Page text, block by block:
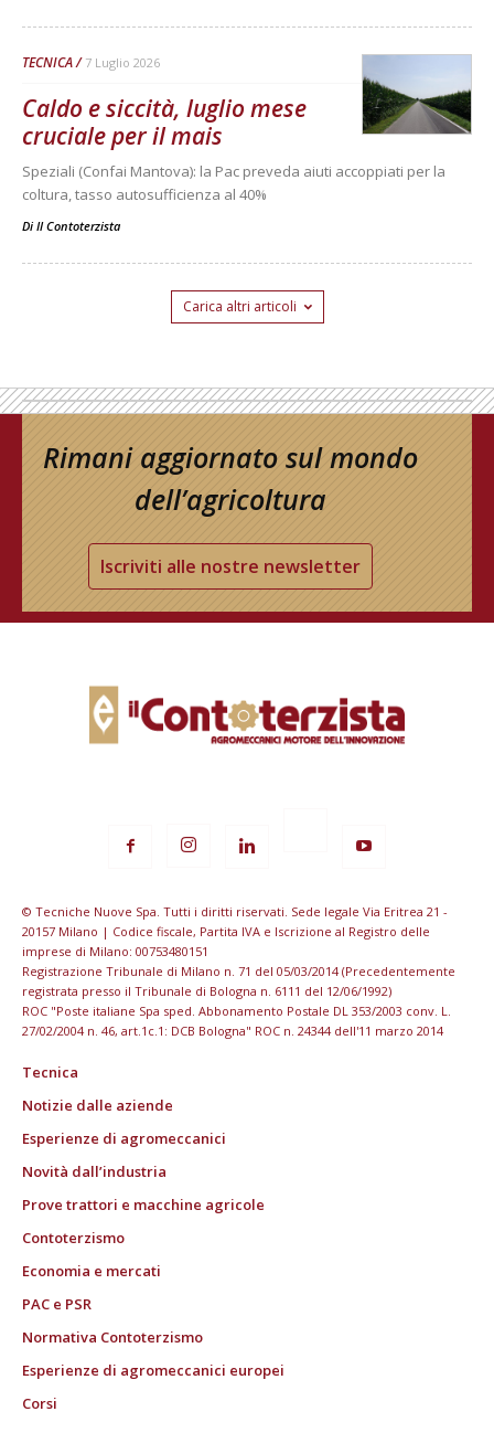
TECNICA 7 Luglio 2026
Caldo e siccità, luglio mese
cruciale per il mais
Speziali (Confai Mantova): la Pac preveda aiuti accoppiati per la
coltura, tasso autosufficienza al 40%
Di Il Contoterzista
Carica altri articoli
Rimani aggiornato sul mondo
dell’agricoltura
Iscriviti alle nostre newsletter
© Tecniche Nuove Spa. Tutti i diritti riservati. Sede legale Via Eritrea 21 -
20157 Milano | Codice fiscale, Partita IVA e Iscrizione al Registro delle
imprese di Milano: 00753480151
Registrazione Tribunale di Milano n. 71 del 05/03/2014 (Precedentemente
registrata presso il Tribunale di Bologna n. 6111 del 12/06/1992)
ROC "Poste italiane Spa sped. Abbonamento Postale DL 353/2003 conv. L.
27/02/2004 n. 46, art.1c.1: DCB Bologna" ROC n. 24344 dell'11 marzo 2014
Tecnica
Notizie dalle aziende
Esperienze di agromeccanici
Novità dall’industria
Prove trattori e macchine agricole
Contoterzismo
Economia e mercati
PAC e PSR
Normativa Contoterzismo
Esperienze di agromeccanici europei
Corsi